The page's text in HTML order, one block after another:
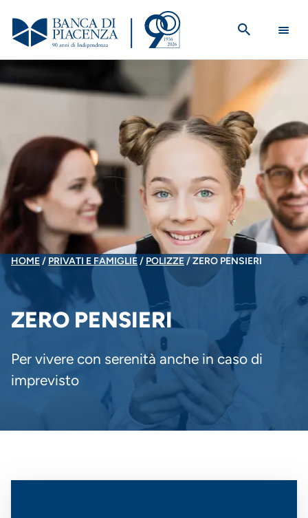
contenuto
principale
BRICIOLE
DI
PANE
HOME PRIVATI E FAMIGLIE POLIZZE ZERO PENSIERI
ZERO PENSIERI
Per vivere con serenità anche in caso di
imprevisto